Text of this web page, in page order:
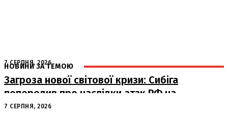
НОВИНИ ЗА ТЕМОЮ
7 СЕРПНЯ, 2026
Загроза нової світової кризи: Сибіга
попередив про наслідки атак РФ на
судна
7 СЕРПНЯ, 2026